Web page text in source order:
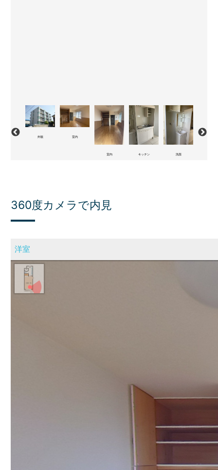
外観 室内
室内 キッチン 洗面
360度カメラで内見